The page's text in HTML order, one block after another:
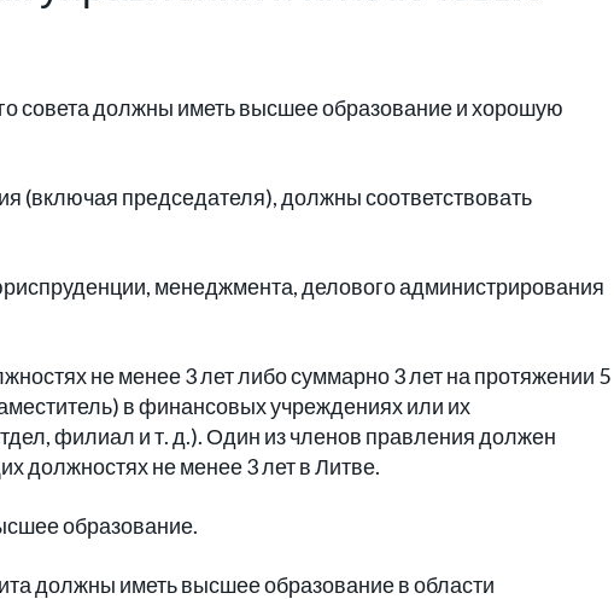
совета должны иметь высшее образование и хорошую
(включая председателя), должны соответствовать
менеджмента, делового администрирования
не менее 3 лет либо суммарно 3 лет на протяжении 5
в финансовых учреждениях или их
филиал и т. д.). Один из членов правления должен
должностях не менее 3 лет в Литве.
образование.
должны иметь высшее образование в области